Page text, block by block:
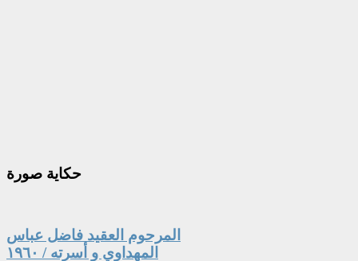
حكاية صورة
المرحوم العقيد فاضل عباس
المهداوي و أسرته / ١٩٦٠